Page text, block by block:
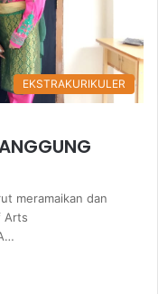
EKSTRAKURIKULER
meramaikan dan
Arts